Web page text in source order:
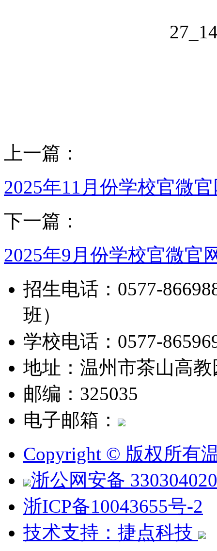
上一篇：
2025年11月份学校官微
下一篇：
2025年9月份学校官微官
招生电话：0577-
班）
学校电话：0577-
地址：温州市茶山高教
邮编：325035
电子邮箱：
Copyright © 版权所有
浙公网安备
浙ICP备10043655号-2
技术支持：捷点科技